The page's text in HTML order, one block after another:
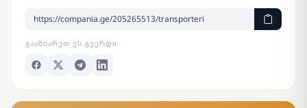
ᲒᲐᲐᲖᲘᲐᲠᲔᲗ ᲔᲡ ᲒᲕᲔᲠᲓᲘ